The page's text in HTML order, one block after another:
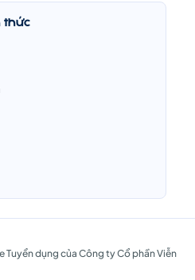
thức
dụng của Công ty Cổ phần Viễn